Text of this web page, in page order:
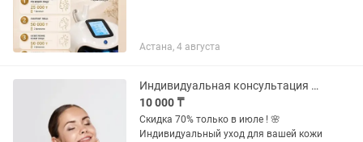
Астана, 4 августа
Индивидуальная консультация по уходу за кожей
10 000 ₸
Скидка 70% только в июле ! 🌸
Индивидуальный уход для вашей кожи